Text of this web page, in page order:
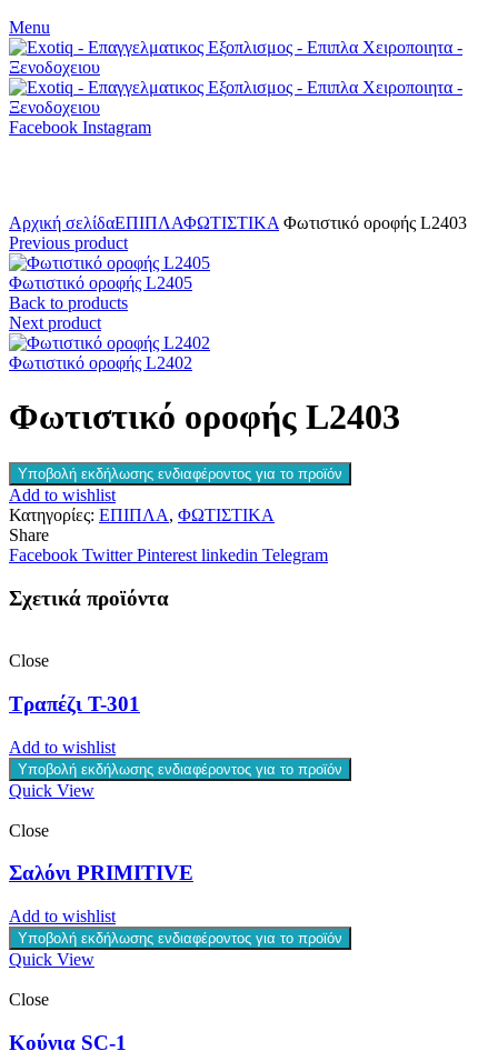
Menu
Facebook Instagram
Αρχική σελίδαΕΠΙΠΛΑΦΩΤΙΣΤΙΚΑ Φωτιστικό οροφής L2403
Previous product
Φωτιστικό οροφής L2405
Back to products
Next product
Φωτιστικό οροφής L2402
Φωτιστικό οροφής L2403
Υποβολή εκδήλωσης ενδιαφέροντος για το προϊόν
Add to wishlist
Κατηγορίες: ΕΠΙΠΛΑ, ΦΩΤΙΣΤΙΚΑ
Share
Facebook Twitter Pinterest linkedin Telegram
Σχετικά προϊόντα
Close
Τραπέζι T-301
Add to wishlist
Υποβολή εκδήλωσης ενδιαφέροντος για το προϊόν
Quick View
Close
Σαλόνι PRIMITIVE
Add to wishlist
Υποβολή εκδήλωσης ενδιαφέροντος για το προϊόν
Quick View
Close
Κούνια SC-1